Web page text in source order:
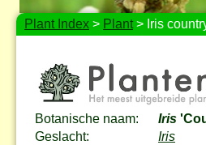
Plant Index > Plant> Iris
Botanische naam: Iris
Geslacht:
Iris